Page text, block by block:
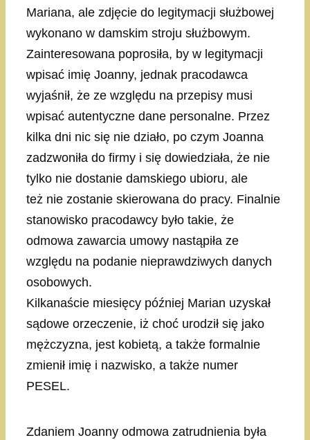
Mariana, ale zdjęcie do legitymacji służbowej
wykonano w damskim stroju służbowym.
Zainteresowana poprosiła, by w legitymacji
wpisać imię Joanny, jednak pracodawca
wyjaśnił, że ze względu na przepisy musi
wpisać autentyczne dane personalne. Przez
kilka dni nic się nie działo, po czym Joanna
zadzwoniła do firmy i się dowiedziała, że nie
tylko nie dostanie damskiego ubioru, ale
też nie zostanie skierowana do pracy. Finalnie
stanowisko pracodawcy było takie, że
odmowa zawarcia umowy nastąpiła ze
względu na podanie nieprawdziwych danych
osobowych.
Kilkanaście miesięcy później Marian uzyskał
sądowe orzeczenie, iż choć urodził się jako
mężczyzna, jest kobietą, a także formalnie
zmienił imię i nazwisko, a także numer
PESEL.
Zdaniem Joanny odmowa zatrudnienia była